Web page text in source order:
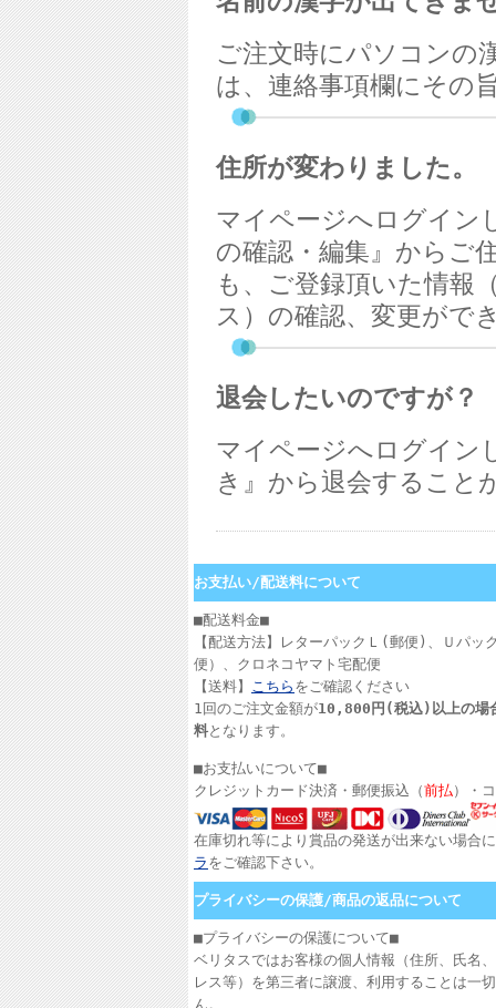
ご注文時にパソコンの
は、連絡事項欄にその
住所が変わりました。
マイページへログイン
の確認・編集』からご
も、ご登録頂いた情報
ス）の確認、変更がで
退会したいのですが？
マイページへログイン
き』から退会すること
お支払い/配送料について
■配送料金■
【配送方法】レターパックＬ(郵便)、Ｕパッ
便）、クロネコヤマト宅配便
【送料】 こちら をご確認ください
1回のご注文金額が10,800円(税込)以上の場
料となります。
■お支払いについて■
クレジットカード決済・郵便振込（前払）・
在庫切れ等により賞品の発送が出来ない場合
ラ をご確認下さい。
プライバシーの保護/商品の返品について
■プライバシーの保護について■
ベリタスではお客様の個人情報（住所、氏名
レス等）を第三者に譲渡、利用することは一
ん。